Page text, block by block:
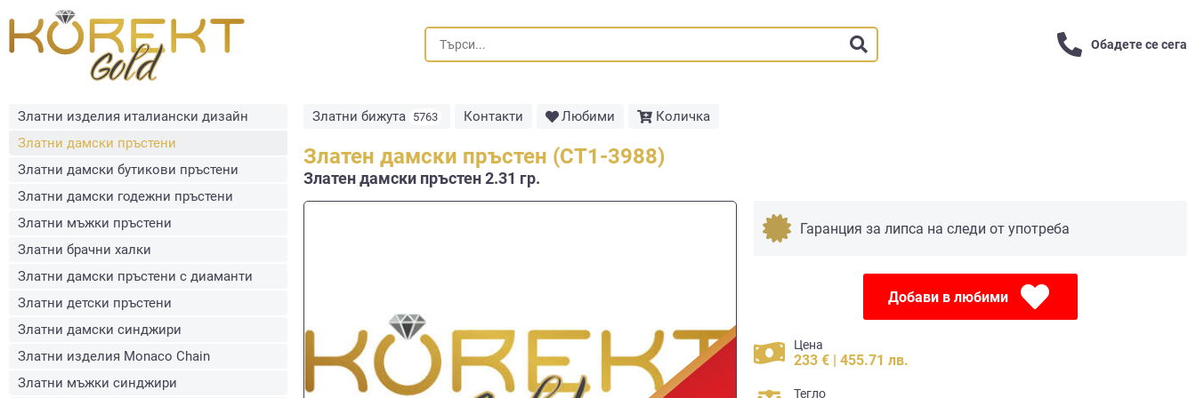
Обадете се сега
Златни изделия италиански дизайн
Златни дамски пръстени
Златни дамски бутикови пръстени
Златни дамски годежни пръстени
Златни мъжки пръстени
Златни брачни халки
Златни дамски пръстени с диаманти
Златни детски пръстени
Златни дамски синджири
Златни изделия Monaco Chain
Златни мъжки синджири
Златни бижута 5763 Контакти Любими Количка
Златен дамски пръстен (СТ1-3988)
Златен дамски пръстен 2.31 гр.
Гаранция за липса на следи от употреба
Добави в любими
Цена
233 € | 455.71 лв.
Тегло